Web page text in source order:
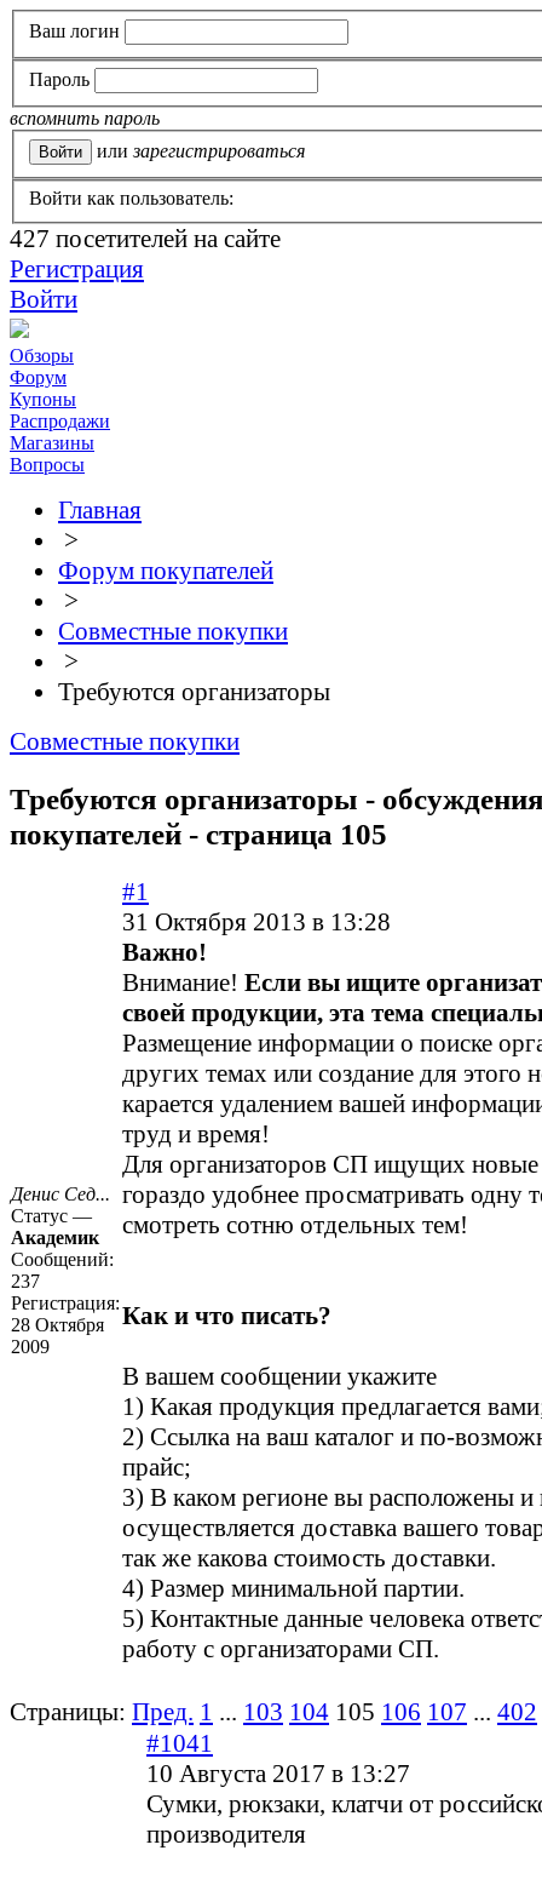
Ваш логин
Пароль
вспомнить пароль
или зарегистрироваться
Войти как пользователь:
427 посетителей на сайте
Регистрация
Войти
Обзоры
Форум
Купоны
Распродажи
Магазины
Вопросы
Главная
>
Форум покупателей
>
Совместные покупки
>
Требуются организаторы
Совместные покупки
Требуются организаторы -
покупателей - страница 105
Денис Сед...
Статус —
Академик
Сообщений:
237
Регистрация:
28 Октября
2009
#1
31 Октября 2013 в 13:28
Важно!
Внимание! Если вы ищите
своей продукции, эта тема
Размещение информации о поиске
других темах или создание для этого
карается удалением вашей
труд и время!
Для организаторов СП ищущих
гораздо удобнее просматривать одну
смотреть сотню отдельных тем!
Как и что писать?
В вашем сообщении укажите
1) Какая продукция предлагается
2) Ссылка на ваш каталог и по-
прайс;
3) В каком регионе вы расположены и
осуществляется доставка вашего
так же какова стоимость доставки.
4) Размер минимальной партии.
5) Контактные данные человека
работу с организаторами СП.
Страницы: Пред. 1 ... 103 104 105 106 107 ... 402
#1041
10 Августа 2017 в 13:27
Сумки, рюкзаки, клатчи от
производителя